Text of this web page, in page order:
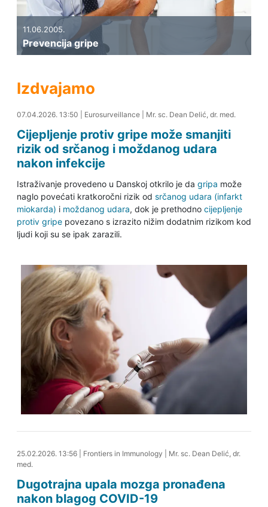
11.06.2005.
Prevencija gripe
Izdvajamo
07.04.2026. 14:49
07.04.2026. 13:50 Eurosurveillance| Mr. sc. Dean Delić, dr. med.
Cijepljenje protiv gripe može smanjiti
rizik od srčanog i moždanog udara
nakon infekcije
Istraživanje provedeno u Danskoj otkrilo je da gripa može
naglo povećati kratkoročni rizik od srčanog udara (infarkt
miokarda) i moždanog udara, dok je prethodno cijepljenje
protiv gripepovezano s izrazito nižim dodatnim rizikom kod
ljudi koji su se ipak zarazili.
25.02.2026. 14:32
25.02.2026. 13:56| Frontiers in Immunology
Mr. sc. Dean Delić, dr.
med.
Dugotrajna upala mozga pronađena
nakon blagog COVID-19